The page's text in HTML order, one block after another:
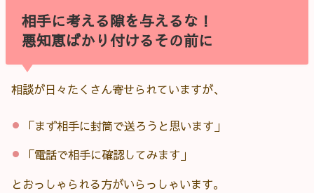
相手に考える隙を与えるな！
悪知恵ばかり付けるその前に
相談が日々たくさん寄せられていますが、
「まず相手に封筒で送ろうと思います」
「電話で相手に確認してみます」
とおっしゃられる方がいらっしゃいます。